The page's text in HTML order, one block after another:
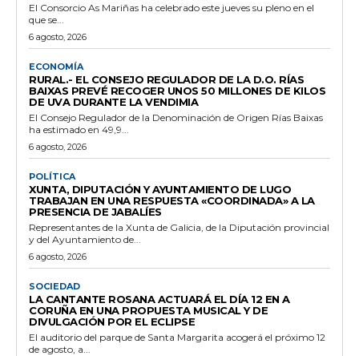
El Consorcio As Mariñas ha celebrado este jueves su pleno en el
que se...
6 agosto, 2026
ECONOMÍA
RURAL.- EL CONSEJO REGULADOR DE LA D.O. RÍAS
BAIXAS PREVÉ RECOGER UNOS 50 MILLONES DE KILOS
DE UVA DURANTE LA VENDIMIA
El Consejo Regulador de la Denominación de Origen Rías Baixas
ha estimado en 49,9...
6 agosto, 2026
POLÍTICA
XUNTA, DIPUTACIÓN Y AYUNTAMIENTO DE LUGO
TRABAJAN EN UNA RESPUESTA «COORDINADA» A LA
PRESENCIA DE JABALÍES
Representantes de la Xunta de Galicia, de la Diputación provincial
y del Ayuntamiento de...
6 agosto, 2026
SOCIEDAD
LA CANTANTE ROSANA ACTUARÁ EL DÍA 12 EN A
CORUÑA EN UNA PROPUESTA MUSICAL Y DE
DIVULGACIÓN POR EL ECLIPSE
El auditorio del parque de Santa Margarita acogerá el próximo 12
de agosto, a...